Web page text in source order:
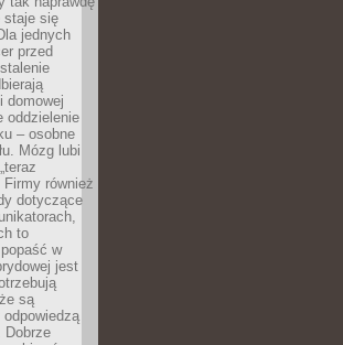
staje się
jednych
przed
domowej
oddzielenie
– osobne
Mózg lubi
Firmy również
dotyczące
to
w
jest
są
Dobrze